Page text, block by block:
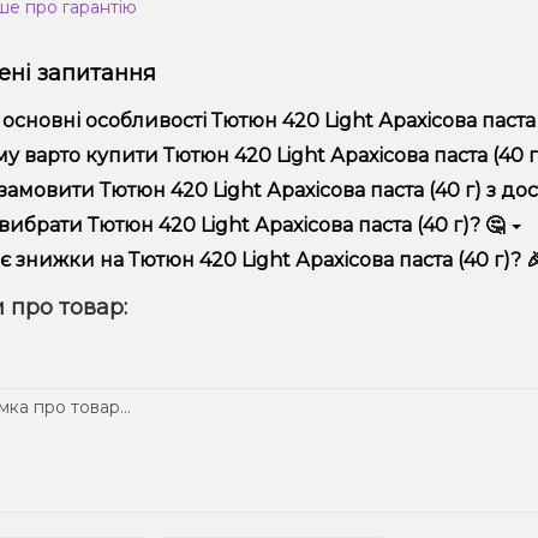
про гарантію
запитання
основні особливості Тютюн 420 Light Арахісова паста
420 Light Арахісова паста (40 г) відрізняється високою
варто купити Тютюн 420 Light Арахісова паста (40
тільки оригінальну продукцію, широкий
акції та знижки для клієнтів!
Тютюн 420 Light Арахісова паста (40 г) з
замовлення можна в кілька кліків:
Додайте Тютюн 420 Light Арахісова паста (40 г) до кошика.
Виберіть зручний спосіб оплати та доставки.
Тютюн 420 Light Арахісова паста (40 г)? 🤔
залежить від ваших уподобань – наприклад, якщо це
– потужність та смак. Наші менеджери допоможуть підібрати
знижки на Тютюн 420 Light Арахісова паста (40 г)?
телеграм-каналі, щоб не проґавити вигідні пропозиції!
про товар: